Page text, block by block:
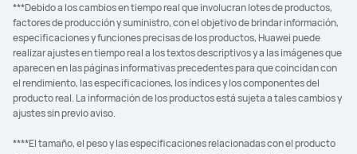
***Debido a los cambios en tiempo real que involucran lotes de productos,
factores de producción y suministro, con el objetivo de brindar información,
especificaciones y funciones precisas de los productos, Huawei puede
realizar ajustes en tiempo real a los textos descriptivos y a las imágenes que
aparecen en las páginas informativas precedentes para que coincidan con
el rendimiento, las especificaciones, los índices y los componentes del
producto real. La información de los productos está sujeta a tales cambios y
ajustes sin previo aviso.
****El tamaño, el peso y las especificaciones relacionadas con el producto